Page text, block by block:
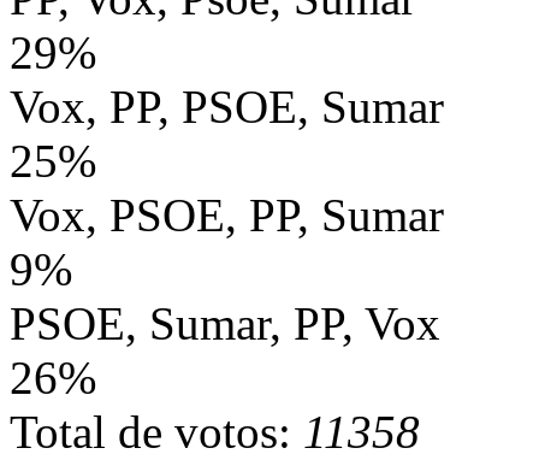
29%
Vox, PP, PSOE, Sumar
25%
Vox, PSOE, PP, Sumar
9%
PSOE, Sumar, PP, Vox
26%
Total de votos: 11358